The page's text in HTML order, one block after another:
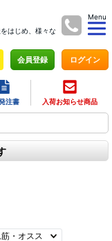
はじめ、様々な
Menu
会員登録 ログイン
注書 入荷お知らせ商品